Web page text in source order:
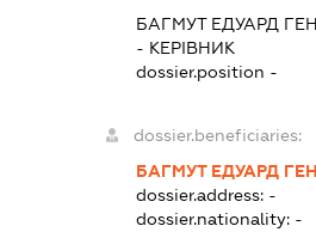
БАГМУТ ЕДУАРД
- КЕРІВНИК
dossier.position -
dossier.beneficiaries:
БАГМУТ ЕДУАРД
dossier.address: -
dossier.nationality: -